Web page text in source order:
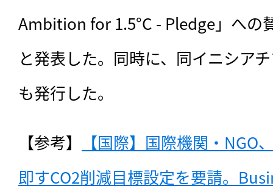
Ambition for 1.5°C - Pledge」への
と発表した。同時に、同イニシア
も発行した。
【参考】
【国際】国際機関・
即すCO2削減目標設定を要請。